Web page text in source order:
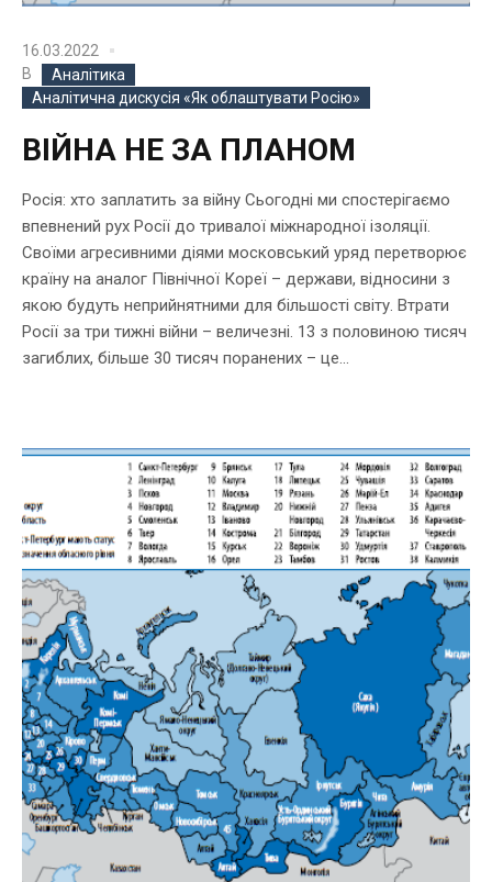
16.03.2022
В
Аналітика
Аналітична дискусія «Як облаштувати Росію»
ВІЙНА НЕ ЗА ПЛАНОМ
Росія: хто заплатить за війну Сьогодні ми спостерігаємо
впевнений рух Росії до тривалої міжнародної ізоляції.
Своїми агресивними діями московський уряд перетворює
країну на аналог Північної Кореї – держави, відносини з
якою будуть неприйнятними для більшості світу. Втрати
Росії за три тижні війни – величезні. 13 з половиною тисяч
загиблих, більше 30 тисяч поранених – це...